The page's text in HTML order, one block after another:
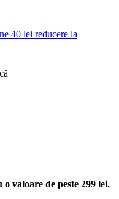
40 lei reducere la
valoare de peste 299 lei.